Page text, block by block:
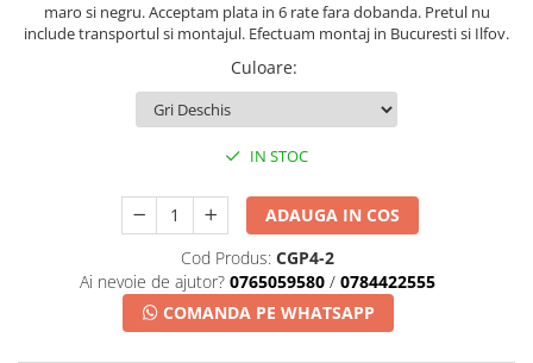
maro si negru. Acceptam plata in 6 rate fara dobanda. Pretul nu
include transportul si montajul. Efectuam montaj in Bucuresti si Ilfov.
Culoare:
IN STOC
ADAUGA IN COS
Cod Produs: CGP4-2
Ai nevoie de ajutor? 0765059580 / 0784422555
COMANDA PE WHATSAPP